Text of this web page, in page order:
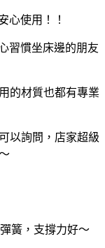
心使用！！
習慣坐床邊的朋友
的材質也都有專業
以詢問，店家超級
簧，支撐力好～